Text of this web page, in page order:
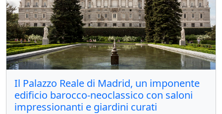
Il Palazzo Reale di Madrid, un imponente
edificio barocco-neoclassico con saloni
impressionanti e giardini curati